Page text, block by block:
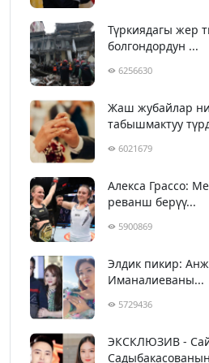
Түркиядагы жер
болгондордун ...
6256630
Жаш жубайлар
табышмактуу
6021679
Алекса Грассо:
реванш берүү...
5900869
Элдик пикир:
Иманалиеваны...
5729436
ЭКСКЛЮЗИВ -